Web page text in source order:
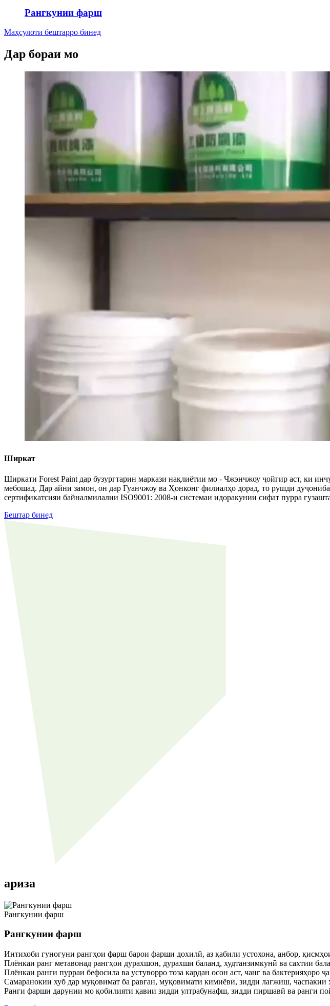
Рангкунии фарш
Маҳсулоти бештарро бинед
Дар бораи мо
Ширкат
Ширкати Forest Paint дар бузургтарин маркази нақлиётии мо - Чжэнчжоу ҷойгир аст, ки
мебошад. Дар айни замон, он дар Гуанчжоу ва Ҳонконг филиалҳо дорад, то рушди
сертификатсияи байналмилалии ISO9001: 2008-и системаи идоракунии сифат пурра
Бештар бинед
ариза
Рангкунии фарш
Рангкунии фарш
Интихоби гуногуни рангҳои фарш барои фарши дохилӣ, аз қабили устохона, анбор,
Плёнкаи ранг метавонад рангҳои дурахшон, дурахши баланд, худтанзимкунӣ ва сахтии
Плёнкаи ранги пурраи бефосила ва устуворро тоза кардан осон аст, чанг ва бактерияҳоро
Самаранокии хуб дар муқовимат ба равған, муқовимати кимиёвӣ, зидди лағжиш, часпакии
Ранги фарши дарунии мо қобилияти қавии зидди ултрабунафш, зидди пиршавӣ ва ранги